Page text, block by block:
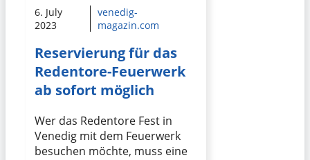
6. July
2023
venedig-
magazin.com
Reservierung für das
Redentore-Feuerwerk
ab sofort möglich
Wer das Redentore Fest in
Venedig mit dem Feuerwerk
besuchen möchte, muss eine